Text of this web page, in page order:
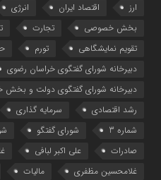
ارز
اقتصاد ایران انرژی
بخش خصوصی
تجارت
تقویم نمایشگاهی
تورم
دبیرخانه شورای گفتگوی خراسان رضوی
دبیرخانه شورای گفتگوی دولت و
رشد اقتصادی
سرمایه گذاری
شماره 3
شورای گفتگو
صادرات
علی اکبر لبافی
غلامحسین مظفری
مالیات